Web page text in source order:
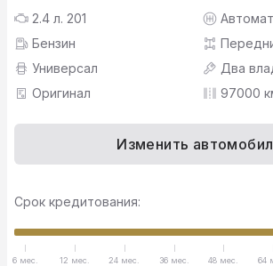
2.4 л. 201
Бензин
Универсал
Два
Оригинал
97000
Изменить
Срок кредитования:
6 мес. 12 мес. 24 мес. 36 мес. 48 мес. 64